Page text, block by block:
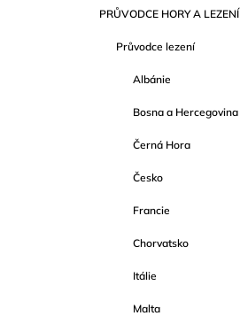
kategorie
APRŮVODCE HORY A LEZENÍ
Průvodce lezení
Albánie
Bosna a Hercegovina
Černá Hora
Česko
Francie
Chorvatsko
Itálie
Malta
349 Kč